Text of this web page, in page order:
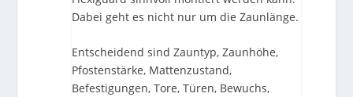
Dabei geht es nicht nur um die Zaunlänge.
Entscheidend sind Zauntyp, Zaunhöhe,
Pfostenstärke, Mattenzustand,
Befestigungen, Tore, Türen, Bewuchs,